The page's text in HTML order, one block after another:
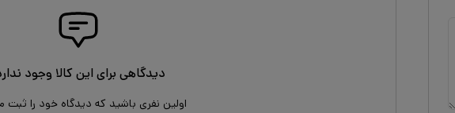
دیدگاهی برای این کالا وجود
اولین نفری باشید که دیدگاه خود را ثبت